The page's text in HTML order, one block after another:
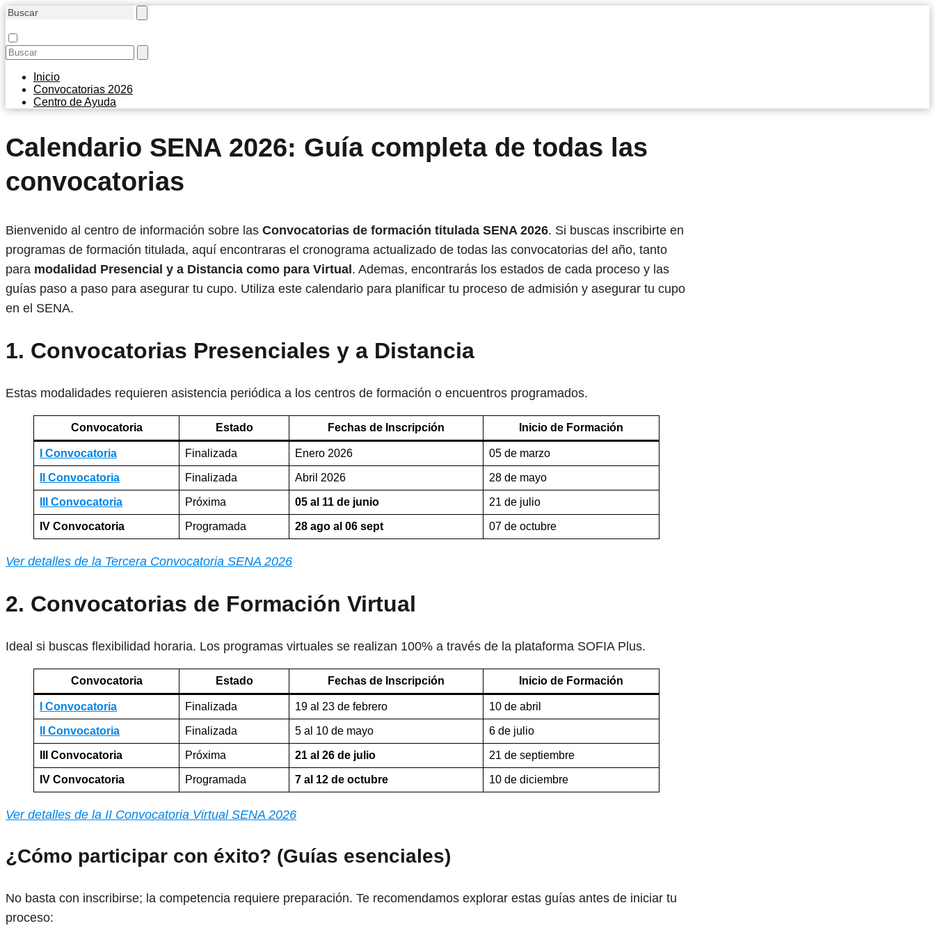
Inicio
Convocatorias 2026
Centro de Ayuda
Calendario SENA 2026: Guía completa de todas las
convocatorias
Bienvenido al centro de información sobre las Convocatorias de formación titulada SENA 2026. Si buscas inscribirte en
programas de formación titulada, aquí encontraras el cronograma actualizado de todas las convocatorias del año, tanto
para modalidad Presencial y a Distancia como para Virtual . Ademas, encontrarás los estados de cada proceso y las
guías paso a paso para asegurar tu cupo. Utiliza este calendario para planificar tu proceso de admisión y asegurar tu cupo
en el SENA.
1. Convocatorias Presenciales y a Distancia
Estas modalidades requieren asistencia periódica a los centros de formación o encuentros programados.
Convocatoria Estado Fechas de Inscripción Inicio de Formación
I Convocatoria Finalizada Enero 2026 05 de marzo
II Convocatoria Finalizada Abril 2026 28 de mayo
III Convocatoria Próxima 05 al 11 de junio 21 de julio
IV Convocatoria Programada 28 ago al 06 sept 07 de octubre
Ver detalles de la Tercera Convocatoria SENA 2026
2. Convocatorias de Formación Virtual
Ideal si buscas flexibilidad horaria. Los programas virtuales se realizan 100% a través de la plataforma SOFIA Plus.
Convocatoria Estado Fechas de Inscripción Inicio de Formación
I Convocatoria Finalizada 19 al 23 de febrero 10 de abril
II Convocatoria Finalizada 5 al 10 de mayo 6 de julio
III Convocatoria Próxima 21 al 26 de julio 21 de septiembre
IV Convocatoria Programada 7 al 12 de octubre 10 de diciembre
Ver detalles de la II Convocatoria Virtual SENA 2026
¿Cómo participar con éxito? (Guías esenciales)
No basta con inscribirse; la competencia requiere preparación. Te recomendamos explorar estas guías antes de iniciar tu
proceso: